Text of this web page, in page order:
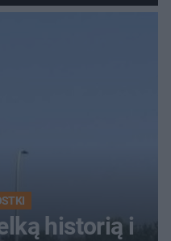
historią i